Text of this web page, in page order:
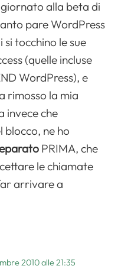
alla beta di
pare WordPress
si tocchino le sue
(quelle incluse
WordPress), e
rimosso la mia
invece che
blocco, ne ho
PRIMA, che
le chiamate
arrivare a
2010 alle 21:35